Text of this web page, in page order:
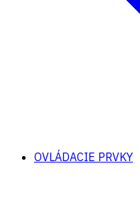
OVLÁDACIE PRVKY